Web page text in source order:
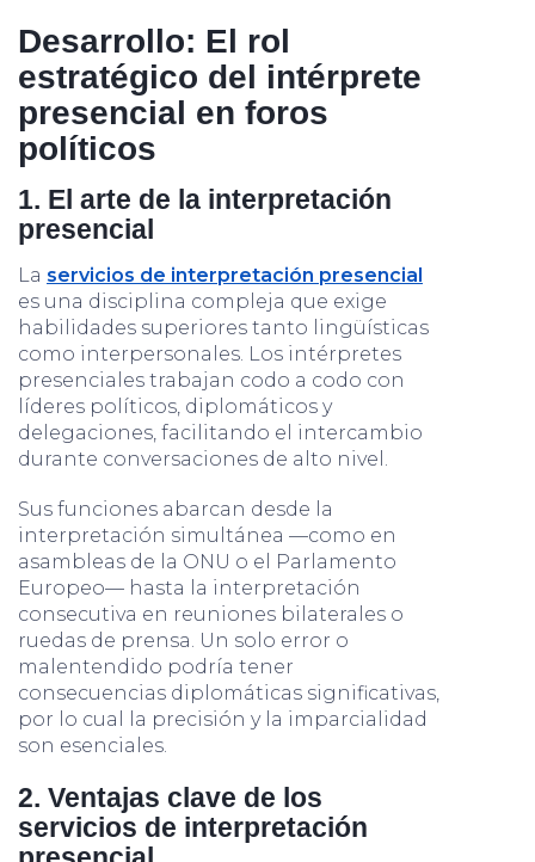
Desarrollo: El rol
estratégico del intérprete
presencial en foros
políticos
1. El arte de la interpretación
presencial
La servicios de interpretación presencial
es una disciplina compleja que exige
habilidades superiores tanto lingüísticas
como interpersonales. Los intérpretes
presenciales trabajan codo a codo con
líderes políticos, diplomáticos y
delegaciones, facilitando el intercambio
durante conversaciones de alto nivel.
Sus funciones abarcan desde la
interpretación simultánea —como en
asambleas de la ONU o el Parlamento
Europeo— hasta la interpretación
consecutiva en reuniones bilaterales o
ruedas de prensa. Un solo error o
malentendido podría tener
consecuencias diplomáticas significativas,
por lo cual la precisión y la imparcialidad
son esenciales.
2. Ventajas clave de los
servicios de interpretación